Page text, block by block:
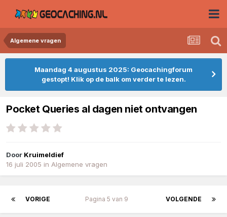
Algemene vragen
Maandag 4 augustus 2025: Geocachingforum
gestopt! Klik op de balk om verder te lezen.
Pocket Queries al dagen niet ontvangen
Door Kruimeldief
16 juli 2005 in Algemene vragen
VORIGE VOLGENDE
Pagina 5 van 9